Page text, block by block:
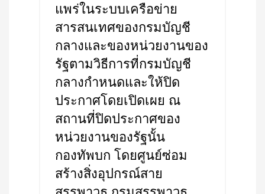
แพร่ในระบบเครือข่าย
สารสนเทศของกรมบัญชี
กลางและของหน่วยงานของ
รัฐตามวิธีการที่กรมบัญชี
กลางกำหนดและให้ปิด
ประกาศโดยเปิดเผย ณ
สถานที่ปิดประกาศของ
หน่วยงานของรัฐนั้น
กองทัพบก โดยศูนย์ซ่อม
สร้างสิ่งอุปกรณ์สาย